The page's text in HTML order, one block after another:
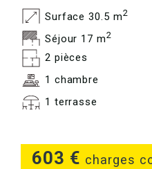
603 € charges
Surface 30.5 m2
Séjour 17 m2
2 pièces
1 chambre
1 terrasse